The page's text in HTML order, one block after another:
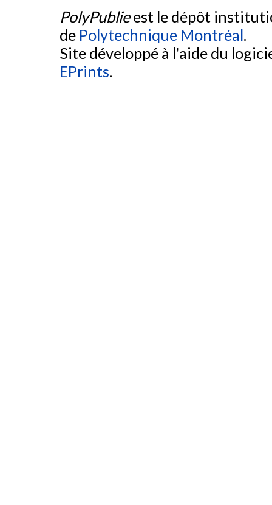
PolyPublieest le dépôt
de Polytechnique Montréal.
Site développé à l'aide du
EPrints.